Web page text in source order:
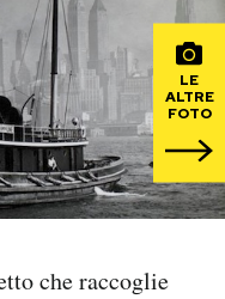
Mondiali calcio 2026
LE
ALTRE
FOTO
che raccoglie